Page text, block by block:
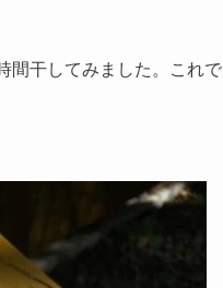
間干してみました。これで